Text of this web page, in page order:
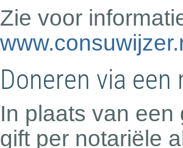
Zie voor
Doneren via
In plaats van
gift per notariële